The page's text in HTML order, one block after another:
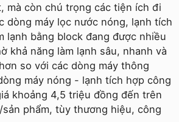
mà còn chú trọng các tiện ích đi
dòng máy lọc nước nóng, lạnh tích
lạnh bằng block đang được nhiều
khả năng làm lạnh sâu, nhanh và
so với các dòng máy thông
máy nóng - lạnh tích hợp công
khoảng 4,5 triệu đồng đến trên
phẩm, tùy thương hiệu, công